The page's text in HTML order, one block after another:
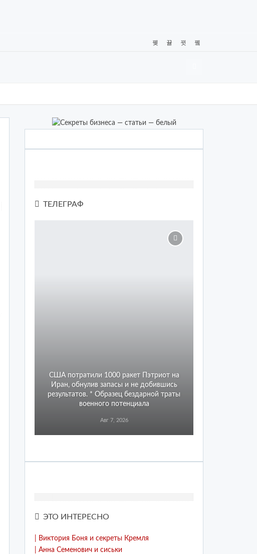
ТЕЛЕГРАФ
США потратили 1000 ракет Пэтриот на
Иран, обнулив запасы и не добившись
результатов. * Образец бездарной траты
военного потенциала
Авг 7, 2026
ЭТО ИНТЕРЕСНО
| Виктория Боня и секреты Кремля
| Анна Семенович и сиськи